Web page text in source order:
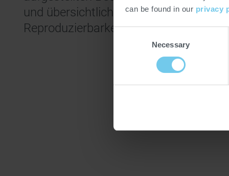
can be found in our privacy
Consent
Necessary
und übersichtlich steuern – für volle
Reproduzierbarkeit.